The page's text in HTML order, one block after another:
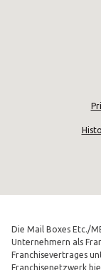
Die Mail Boxes Etc./
Unternehmern als
Franchisevertrages
Franchisenetzwerk